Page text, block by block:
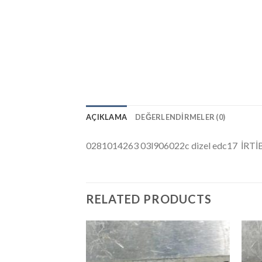
AÇIKLAMA DEĞERLENDIRMELER (0)
0281014263 03l906022c dizel edc17
RELATED PRODUCTS